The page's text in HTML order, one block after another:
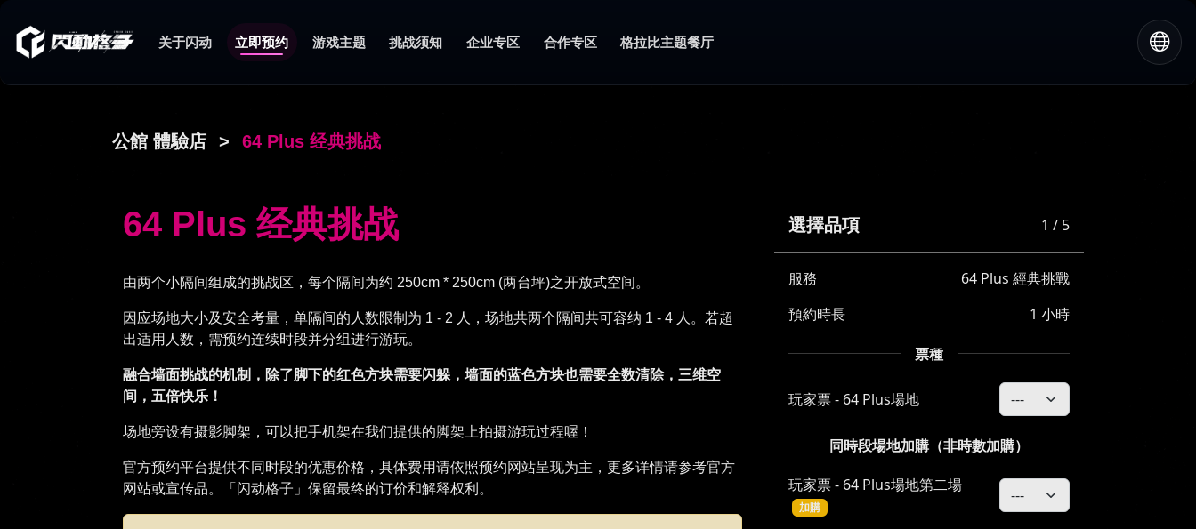
关于闪动 立即预约 游戏主题 挑战须知 企业专区 合作专区 格拉比主题餐厅
公館 體驗店 > 64 Plus 经典挑战
64 Plus 经典挑战
由两个小隔间组成的挑战区，每个隔间为约 250cm * 250cm (两台坪)之开放式空间。
因应场地大小及安全考量，单隔间的人数限制为 1 - 2 人，场地共两个隔间共可容纳 1 - 4 人。若超
出适用人数，需预约连续时段并分组进行游玩。
融合墙面挑战的机制，除了脚下的红色方块需要闪躲，墙面的蓝色方块也需要全数清除，三维空
间，五倍快乐！
场地旁设有摄影脚架，可以把手机架在我们提供的脚架上拍摄游玩过程喔！
官方预约平台提供不同时段的优惠价格，具体费用请依照预约网站呈现为主，更多详情请参考官方
网站或宣传品。「闪动格子」保留最终的订价和解释权利。
選擇品項 1 / 5
服務
64 Plus 經典挑戰
預約時長
1 小時
票種
玩家票 - 64 Plus場地
同時段場地加購（非時數加購）
玩家票 - 64 Plus場地第二場
加購